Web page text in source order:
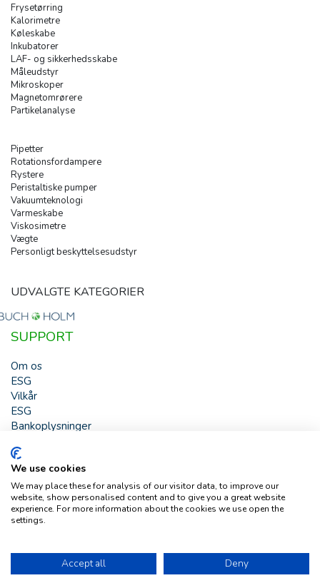
Frysetørring
Kalorimetre
Køleskabe
Inkubatorer
LAF- og sikkerhedsskabe
Måleudstyr
Mikroskoper
Magnetomrørere
Partikelanalyse
Pipetter
Rotationsfordampere
Rystere
Peristaltiske pumper
Vakuumteknologi
Varmeskabe
Viskosimetre
Vægte
Personligt beskyttelsesudstyr
UDVALGTE KATEGORIER
SUPPORT
Om os
ESG
Vilkår
ESG
Bankoplysninger
HJÆLP
Buch & Holm A/S - Marielundvej 39 - DK-2730 Herlev -
Tlf. +45 44 54 00 00 - e-mail:b-h@buch-holm.dk- CVR-nr.:
DK-19993345
We use cookies
We may place these for analysis of our visitor data, to improve our
website, show personalised content and to give you a great website
experience. For more information about the cookies we use open the
settings.
Accept all Deny